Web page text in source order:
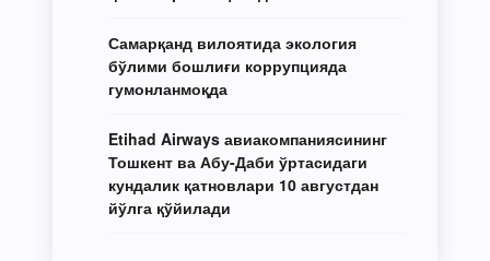
Самарқанд вилоятида экология
бўлими бошлиғи коррупцияда
гумонланмоқда
Etihad Airways авиакомпаниясининг
Тошкент ва Абу-Даби ўртасидаги
кундалик қатновлари 10 августдан
йўлга қўйилади